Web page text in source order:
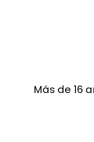
Más de 16